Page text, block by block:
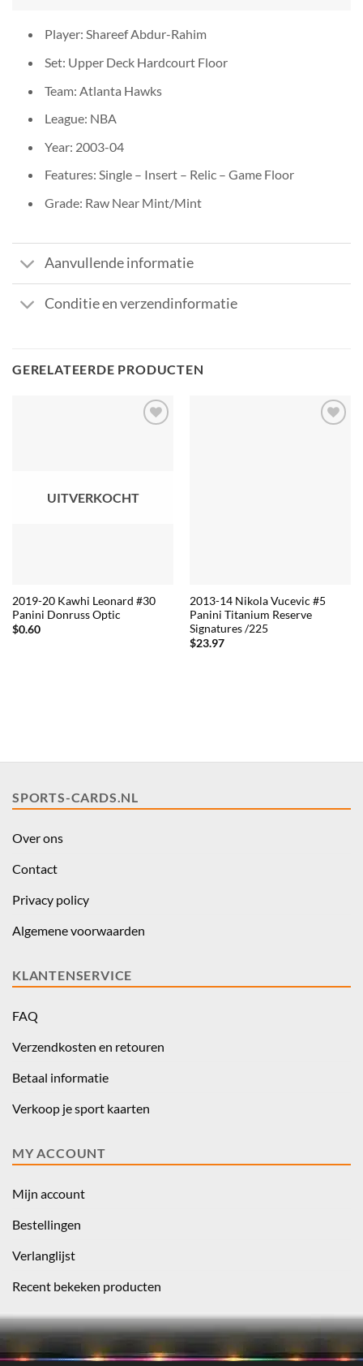
Player: Shareef Abdur-Rahim
Set: Upper Deck Hardcourt Floor
Team: Atlanta Hawks
League: NBA
Year: 2003-04
Features: Single – Insert – Relic – Game Floor
Grade: Raw Near Mint/Mint
Aanvullende informatie
Conditie en verzendinformatie
GERELATEERDE PRODUCTEN
UITVERKOCHT
2019-20 Kawhi Leonard #30
Panini Donruss Optic
$0.60
2013-14 Nikola Vucevic #5
Panini Titanium Reserve
Signatures /225
$23.97
SPORTS-CARDS.NL
Over ons
Contact
Privacy policy
Algemene voorwaarden
KLANTENSERVICE
FAQ
Verzendkosten en retouren
Betaal informatie
Verkoop je sport kaarten
MY ACCOUNT
Mijn account
Bestellingen
Verlanglijst
Recent bekeken producten